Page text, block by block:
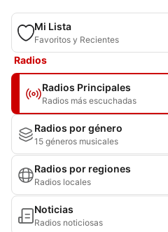
Mi Lista
Favoritos y Recientes
Radios
Radios Principales
Radios más escuchadas
Radios por género
15 géneros musicales
Radios por regiones
Radios locales
Noticias
Radios noticiosas